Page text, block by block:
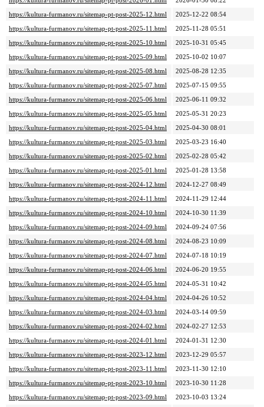
https://kultura-furmanov.ru/sitemap-pt-post-2025-12.html
2025-12-22 08:54
https://kultura-furmanov.ru/sitemap-pt-post-2025-11.html
2025-11-28 05:51
https://kultura-furmanov.ru/sitemap-pt-post-2025-10.html
2025-10-31 05:45
https://kultura-furmanov.ru/sitemap-pt-post-2025-09.html
2025-10-02 10:07
https://kultura-furmanov.ru/sitemap-pt-post-2025-08.html
2025-08-28 12:35
https://kultura-furmanov.ru/sitemap-pt-post-2025-07.html
2025-07-15 09:55
https://kultura-furmanov.ru/sitemap-pt-post-2025-06.html
2025-06-11 09:32
https://kultura-furmanov.ru/sitemap-pt-post-2025-05.html
2025-05-31 20:23
https://kultura-furmanov.ru/sitemap-pt-post-2025-04.html
2025-04-30 08:01
https://kultura-furmanov.ru/sitemap-pt-post-2025-03.html
2025-03-23 16:40
https://kultura-furmanov.ru/sitemap-pt-post-2025-02.html
2025-02-28 05:42
https://kultura-furmanov.ru/sitemap-pt-post-2025-01.html
2025-01-28 13:58
https://kultura-furmanov.ru/sitemap-pt-post-2024-12.html
2024-12-27 08:49
https://kultura-furmanov.ru/sitemap-pt-post-2024-11.html
2024-11-29 12:44
https://kultura-furmanov.ru/sitemap-pt-post-2024-10.html
2024-10-30 11:39
https://kultura-furmanov.ru/sitemap-pt-post-2024-09.html
2024-09-24 07:56
https://kultura-furmanov.ru/sitemap-pt-post-2024-08.html
2024-08-23 10:09
https://kultura-furmanov.ru/sitemap-pt-post-2024-07.html
2024-07-18 10:19
https://kultura-furmanov.ru/sitemap-pt-post-2024-06.html
2024-06-20 19:55
https://kultura-furmanov.ru/sitemap-pt-post-2024-05.html
2024-05-31 10:42
https://kultura-furmanov.ru/sitemap-pt-post-2024-04.html
2024-04-26 10:52
https://kultura-furmanov.ru/sitemap-pt-post-2024-03.html
2024-03-14 09:59
https://kultura-furmanov.ru/sitemap-pt-post-2024-02.html
2024-02-27 12:53
https://kultura-furmanov.ru/sitemap-pt-post-2024-01.html
2024-01-31 12:30
https://kultura-furmanov.ru/sitemap-pt-post-2023-12.html
2023-12-29 05:57
https://kultura-furmanov.ru/sitemap-pt-post-2023-11.html
2023-11-30 12:10
https://kultura-furmanov.ru/sitemap-pt-post-2023-10.html
2023-10-30 11:28
https://kultura-furmanov.ru/sitemap-pt-post-2023-09.html
2023-10-03 13:24